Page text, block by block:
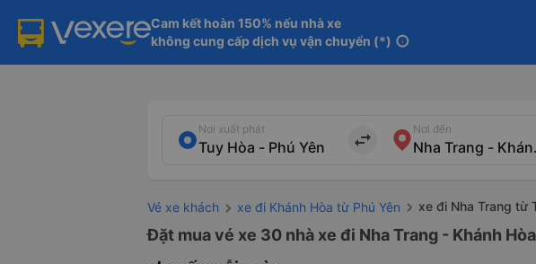
Cam kết hoàn 150% nếu nhà xe
không cung cấp dịch vụ vận chuyển (*) info
Nơi xuất phát
import_export
Nơi đến
Vé xe khách xe đi Khánh Hòa từ Phú Yên xe đi Nha Trang từ
Đặt mua vé xe 30 nhà xe đi Nha Trang - Khánh